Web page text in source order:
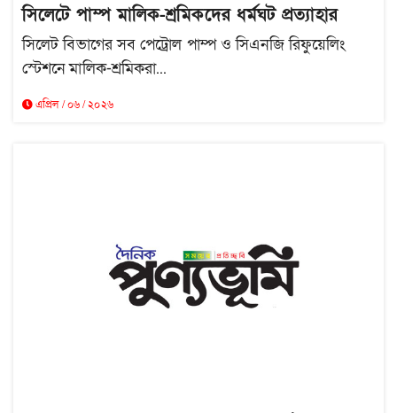
সিলেটে পাম্প মালিক-শ্রমিকদের ধর্মঘট প্রত্যাহার
সিলেট বিভাগের সব পেট্রোল পাম্প ও সিএনজি রিফুয়েলিং
স্টেশনে মালিক-শ্রমিকরা...
এপ্রিল / ০৬ / ২০২৬